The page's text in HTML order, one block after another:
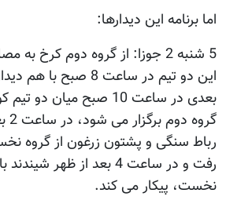
اما برنامه این دیدارها:
5 شنبه 2 جوزا: از گروه دوم کرخ
این دو تیم در ساعت 8
بعدی در ساعت 10 صبح
رباط سنگی و پشتون زرغون از گروه
رفت و در ساعت 4 بعد از ظهر
نخست، پیکار می کند.